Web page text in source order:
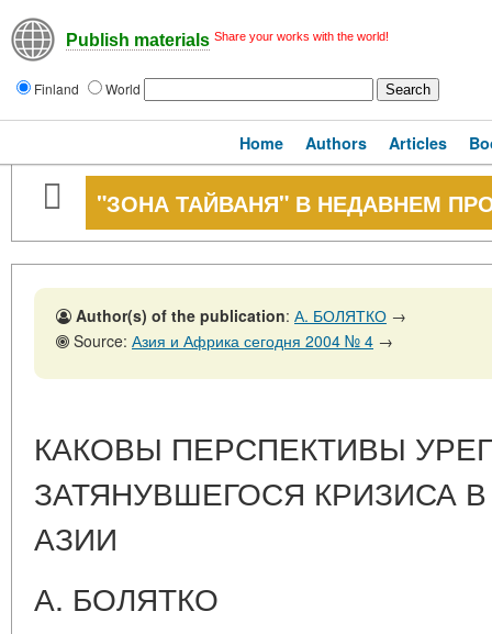
Publish materials Share your works with the world!
Finland World
Home Authors Articles
"ЗОНА ТАЙВАНЯ" В НЕДАВНЕМ
Author(s) of the publication: А. БОЛЯТКО →
Source: Азия и Африка сегодня 2004 № 4 →
КАКОВЫ ПЕРСПЕКТИВЫ
ЗАТЯНУВШЕГОСЯ КРИЗИСА
АЗИИ
А. БОЛЯТКО